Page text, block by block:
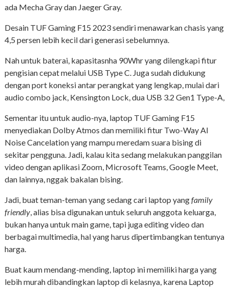
ada Mecha Gray dan Jaeger Gray.
Desain TUF Gaming F15 2023 sendiri menawarkan chasis yang
4,5 persen lebih kecil dari generasi sebelumnya.
Nah untuk baterai, kapasitasnha 90Whr yang dilengkapi fitur
pengisian cepat melalui USB Type C. Juga sudah didukung
dengan port koneksi antar perangkat yang lengkap, mulai dari
audio combo jack, Kensington Lock, dua USB 3.2 Gen1 Type-A,
Sementar itu untuk audio-nya, laptop TUF Gaming F15
menyediakan Dolby Atmos dan memiliki fitur Two-Way AI
Noise Cancelation yang mampu meredam suara bising di
sekitar pengguna. Jadi, kalau kita sedang melakukan panggilan
video dengan aplikasi Zoom, Microsoft Teams, Google Meet,
dan lainnya, nggak bakalan bising.
Jadi, buat teman-teman yang sedang cari laptop yangfamily
friendly, alias bisa digunakan untuk seluruh anggota keluarga,
bukan hanya untuk main game, tapi juga editing video dan
berbagai multimedia, hal yang harus dipertimbangkan tentunya
harga.
Buat kaum mendang-mending, laptop ini memiliki harga yang
lebih murah dibandingkan laptop di kelasnya, karena Laptop